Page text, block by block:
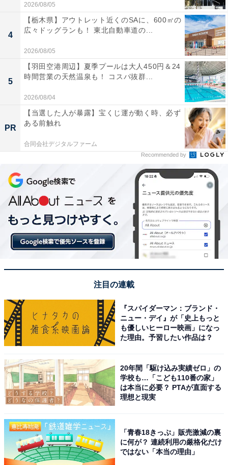
2026/08/05
4
【栃木県】アウトレット近くのSAに、600㎡の
広々ドッグランも！ 東北自動車道の...
2026/08/05
5
【羽田空港周辺】夏季プールは大人450円＆24
時間営業の天然温泉も！ コスパ抜群...
2026/08/04
PR
【当選した人が暴露】宝くじ運が動く時、必ず
ある前触れ
合同会社デジタルファーム
Recommended by
注目の連載
『スパイダーマン：ブランド・
ニュー・デイ』が「史上もっと
も優しいヒーロー映画」になっ
た理由。予習したい作品は？
20年間「駆け込み実績ゼロ」の
学校も…「こども110番の家」
は本当に必要？ PTAが直面する
理想と現実
「青春18きっぷ」販売激減の裏
に何が？ 連続利用の厳格化だけ
ではない「本当の理由」